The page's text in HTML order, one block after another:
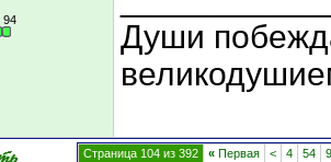
94
Души
Страница 104 из 392 « Первая < 4 54